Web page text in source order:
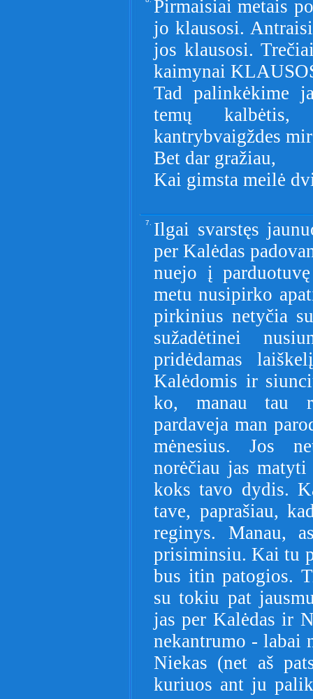
Pirmaisiai metais
jo klausosi.
jos klausosi.
kaimynai
Tad palinkėkime
temų kalbėtis,
kantrybvaigždes
Bet dar gražiau,
Kai gimsta meilė
7. Ilgai svarstęs
per Kalėdas
nuejo į
metu nusipirko
pirkinius netyčia
sužadėtinei
pridėdamas
Kalėdomis ir
ko, manau tau
pardaveja man
mėnesius. Jos
norėčiau jas
koks tavo dydis.
tave, paprašiau,
reginys. Manau,
prisiminsiu. Kai tu
bus itin patogios.
su tokiu pat
jas per Kalėdas ir
nekantrumo - labai
Niekas (net aš
kuriuos ant ju